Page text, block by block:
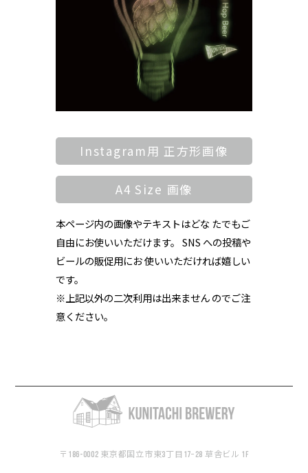
Instagram用 正方形画像
A4 Size 画像
本ページ内の画像やテキストはどな たでもご
自由にお使いいただけます。 SNS への投稿や
ビールの販促用にお 使いいただければ嬉しい
です。
※上記以外の二次利用は出来ません のでご注
意ください。
〒186-0002 東京都国立市東3丁目17−28 草舎ビル 1F